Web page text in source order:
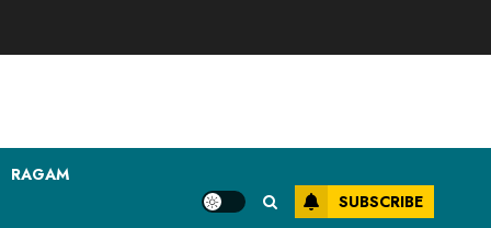
RAGAM
SUBSCRIBE